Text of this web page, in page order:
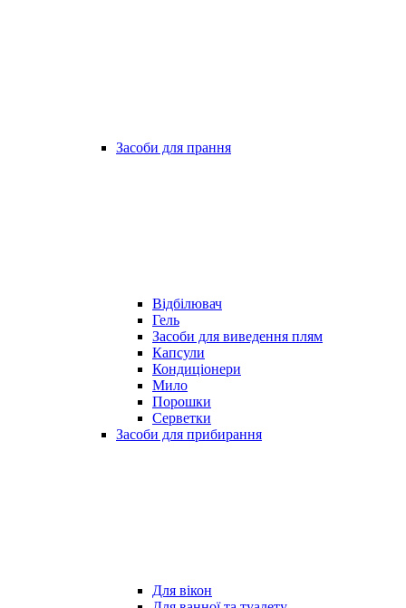
Засоби для прання
Відбілювач
Гель
Засоби для виведення плям
Капсули
Кондиціонери
Мило
Порошки
Серветки
Засоби для прибирання
Для вікон